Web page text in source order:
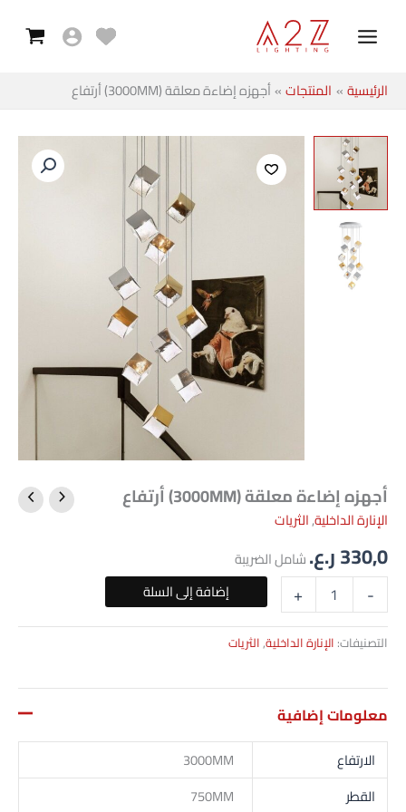
Menu
الرئيسية المنتجات أجهزه إضاءة معلقة (3000MM) أرتفاع
أجهزه إضاءة معلقة (3000MM) أرتفاع
الإنارة الداخلية,الثريات
330,0ر.ع.شامل الضريبة
-
كمية
أجهزه
إضاءة
معلقة
(3000MM)
+ إضافة إلى السلة
التصنيفات: الإنارة الداخلية,الثريات
معلومات إضافية
الارتفاع
3000MM
القطر
750MM
أرتفاع